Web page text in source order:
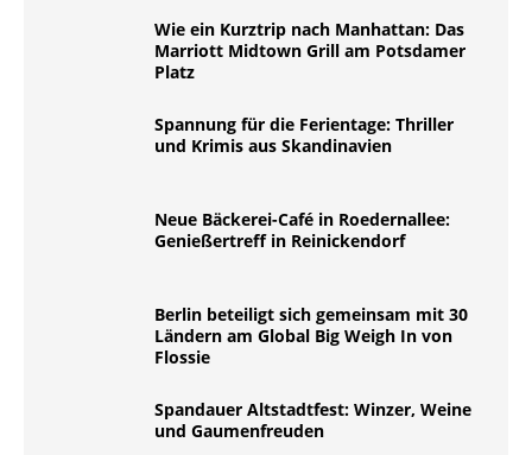
Wie ein Kurztrip nach Manhattan: Das
Marriott Midtown Grill am Potsdamer
Platz
Spannung für die Ferientage: Thriller
und Krimis aus Skandinavien
Neue Bäckerei-Café in Roedernallee:
Genießertreff in Reinickendorf
Berlin beteiligt sich gemeinsam mit 30
Ländern am Global Big Weigh In von
Flossie
Spandauer Altstadtfest: Winzer, Weine
und Gaumenfreuden